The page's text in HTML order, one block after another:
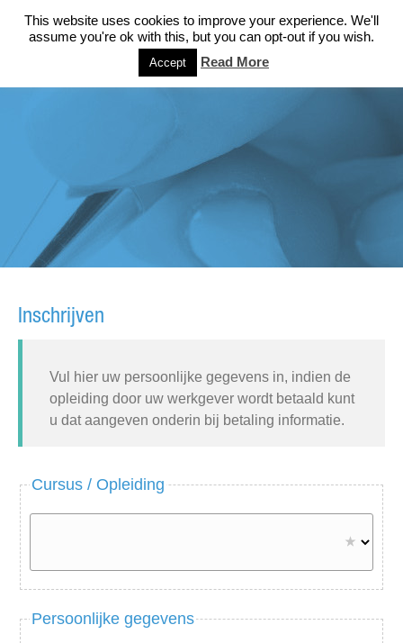
Inschrijven
Vul hier uw persoonlijke gegevens in, indien de
opleiding door uw werkgever wordt betaald kunt
u dat aangeven onderin bij betaling informatie.
Cursus / Opleiding
Persoonlijke gegevens
This website uses cookies to improve your experience. We'll
assume you're ok with this, but you can opt-out if you wish.
Accept Read More